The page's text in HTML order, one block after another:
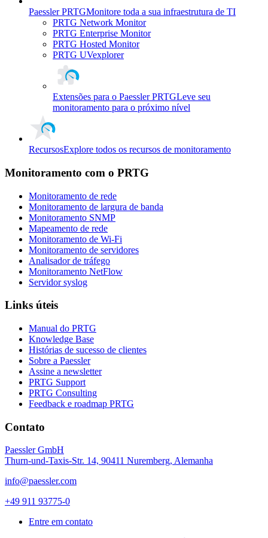
Paessler PRTGMonitore toda a sua infraestrutura de TI
PRTG Network Monitor
PRTG Enterprise Monitor
PRTG Hosted Monitor
PRTG UVexplorer
Extensões para o Paessler PRTGLeve seu
monitoramento para o próximo nível
RecursosExplore todos os recursos de monitoramento
Monitoramento com o PRTG
Monitoramento de rede
Monitoramento de largura de banda
Monitoramento SNMP
Mapeamento de rede
Monitoramento de Wi-Fi
Monitoramento de servidores
Analisador de tráfego
Monitoramento NetFlow
Servidor syslog
Links úteis
Manual do PRTG
Knowledge Base
Histórias de sucesso de clientes
Sobre a Paessler
Assine a newsletter
PRTG Support
PRTG Consulting
Feedback e roadmap PRTG
Contato
Paessler GmbH
Thurn-und-Taxis-Str. 14, 90411 Nuremberg, Alemanha
info@paessler.com
+49 911 93775-0
Entre em contato